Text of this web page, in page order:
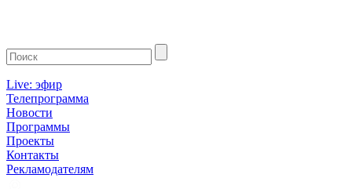
Live: эфир
Телепрограмма
Новости
Программы
Проекты
Контакты
Рекламодателям